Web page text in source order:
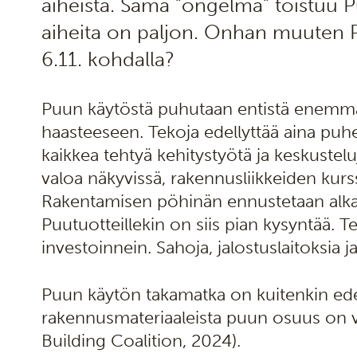
aiheista. Sama ”ongelma” toistuu
aiheita on paljon. Onhan muuten
6.11. kohdalla?
Puun käytöstä puhutaan entistä
haasteeseen. Tekoja edellyttää aina
kaikkea tehtyä kehitystyötä ja
valoa näkyvissä, rakennusliikkeiden
Rakentamisen pöhinän ennustetaan
Puutuotteillekin on siis pian kysyntää.
investoinnein. Sahoja, jalostuslaitoksia
Puun käytön takamatka on kuitenkin
rakennusmateriaaleista puun osuus on
Building Coalition, 2024).